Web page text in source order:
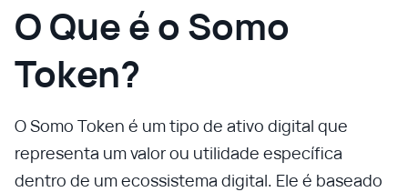
O Que é o Somo
Token?
O Somo Token é um tipo de ativo digital que
representa um valor ou utilidade específica
dentro de um ecossistema digital. Ele é baseado